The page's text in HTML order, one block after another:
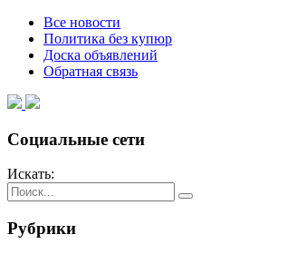
Все новости
Политика без купюр
Доска объявлений
Обратная связь
Социальные сети
Искать:
Рубрики